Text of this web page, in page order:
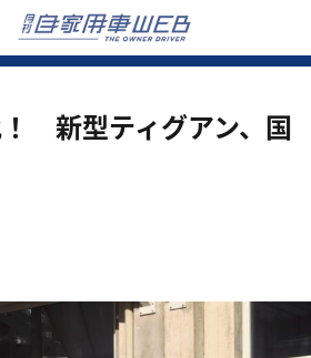
新型ティグアン、国